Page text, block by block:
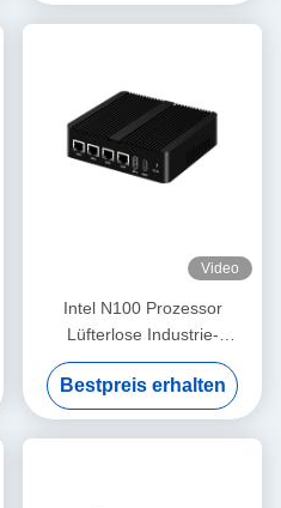
Video
Intel N100 Prozessor
Lüfterlose Industrie-
Minicomputer Dual COM
DDR4 RAM 4LAN
Bestpreis erhalten